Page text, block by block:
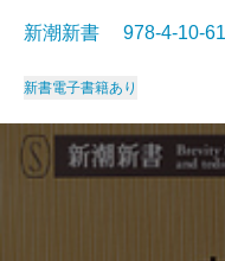
新潮新書 978-4-10-
新書電子書籍あり